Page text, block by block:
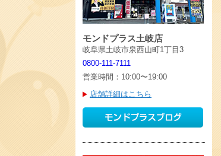
モンドプラス土岐店
岐阜県土岐市泉西山町1丁目3
0800-111-7111
営業時間：10:00〜19:00
店舗詳細はこちら